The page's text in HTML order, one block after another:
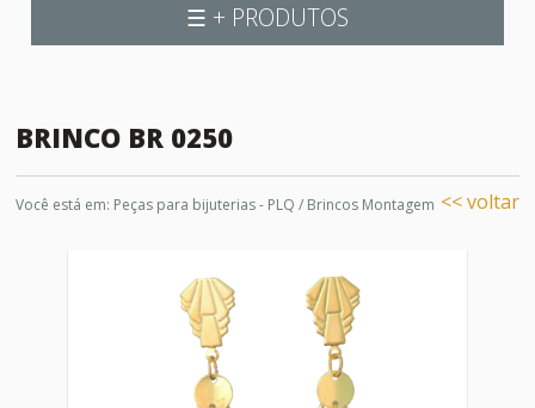
☰ + PRODUTOS
BRINCO BR 0250
Você está em: Peças para bijuterias - PLQ / Brincos Montagem << voltar